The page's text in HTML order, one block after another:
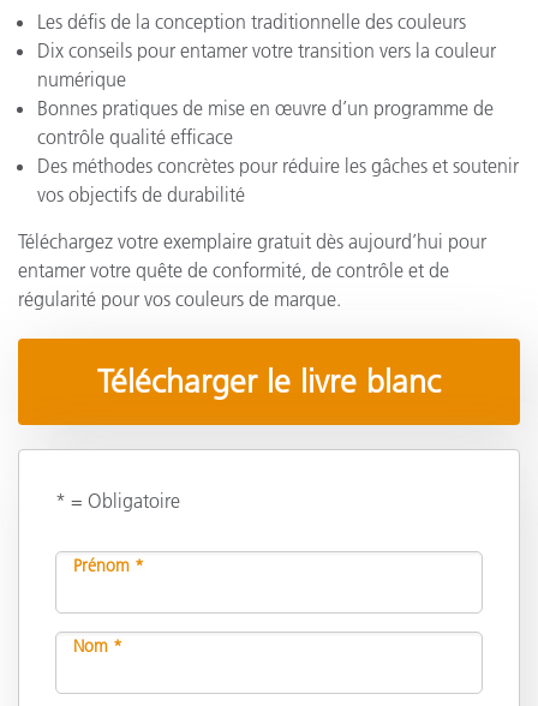
Les défis de la conception traditionnelle des couleurs
Dix conseils pour entamer votre transition vers la couleur
numérique
Bonnes pratiques de mise en œuvre d’un programme de
contrôle qualité efficace
Des méthodes concrètes pour réduire les gâches et soutenir
vos objectifs de durabilité
Téléchargez votre exemplaire gratuit dès aujourd’hui pour
entamer votre quête de conformité, de contrôle et de
régularité pour vos couleurs de marque.
Télécharger le livre blanc
* = Obligatoire
Prénom *
Nom *